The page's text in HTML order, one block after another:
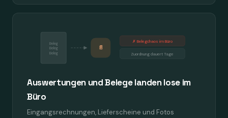
Beleg
Beleg
Beleg
📄
✗ Belegchaos im Büro
Zuordnung dauert Tage
Auswertungen und Belege landen lose im
Büro
Eingangsrechnungen, Lieferscheine und Fotos